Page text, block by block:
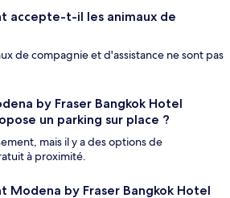
accepte-t-il les animaux de
de compagnie et d'assistance ne sont pas
by Fraser Bangkok Hotel
un parking sur place ?
mais il y a des options de
à proximité.
Modena by Fraser Bangkok Hotel